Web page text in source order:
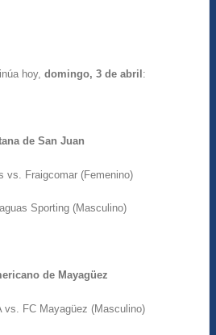
hoy, domingo, 3 de abril :
de San Juan
vs. Fraigcomar (Femenino)
Sporting (Masculino)
de Mayagüez
vs. FC Mayagüez (Masculino)